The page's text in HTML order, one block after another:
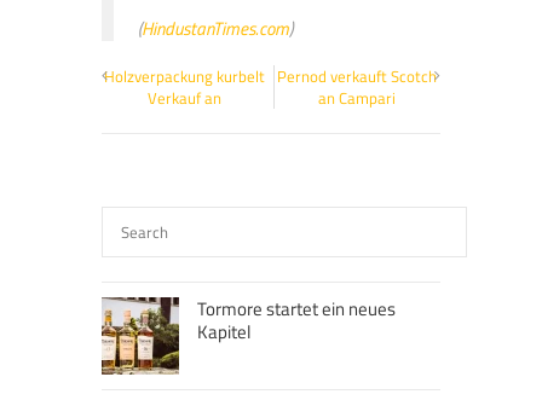
(HindustanTimes.com)
Holzverpackung kurbelt
Verkauf an
Pernod verkauft Scotch
an Campari
Tormore startet ein neues
Kapitel